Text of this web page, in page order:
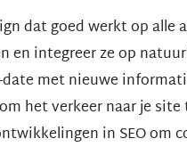
dat goed werkt op alle
en integreer ze op
met nieuwe
het verkeer naar je
in SEO om